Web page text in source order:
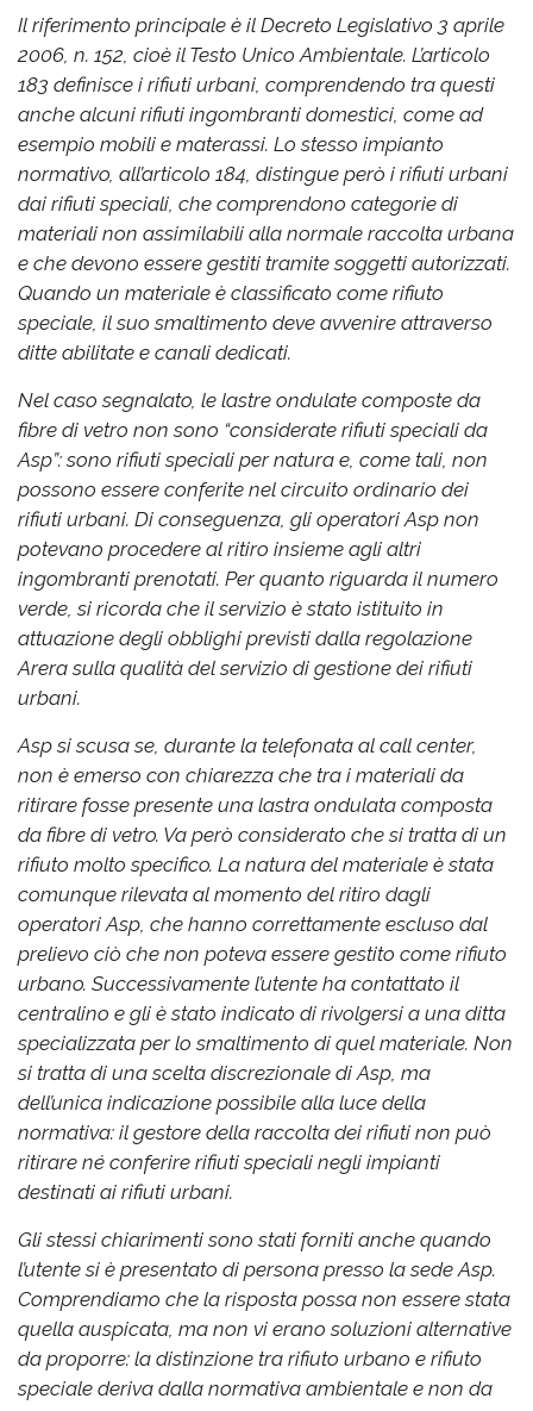
Il riferimento principale è il Decreto Legislativo 3 aprile
2006, n. 152, cioè il Testo Unico Ambientale. L’articolo
183 definisce i rifiuti urbani, comprendendo tra questi
anche alcuni rifiuti ingombranti domestici, come ad
esempio mobili e materassi. Lo stesso impianto
normativo, all’articolo 184, distingue però i rifiuti urbani
dai rifiuti speciali, che comprendono categorie di
materiali non assimilabili alla normale raccolta urbana
e che devono essere gestiti tramite soggetti autorizzati.
Quando un materiale è classificato come rifiuto
speciale, il suo smaltimento deve avvenire attraverso
ditte abilitate e canali dedicati.
Nel caso segnalato, le lastre ondulate composte da
fibre di vetro non sono “considerate rifiuti speciali da
Asp”: sono rifiuti speciali per natura e, come tali, non
possono essere conferite nel circuito ordinario dei
rifiuti urbani. Di conseguenza, gli operatori Asp non
potevano procedere al ritiro insieme agli altri
ingombranti prenotati. Per quanto riguarda il numero
verde, si ricorda che il servizio è stato istituito in
attuazione degli obblighi previsti dalla regolazione
Arera sulla qualità del servizio di gestione dei rifiuti
urbani.
Asp si scusa se, durante la telefonata al call center,
non è emerso con chiarezza che tra i materiali da
ritirare fosse presente una lastra ondulata composta
da fibre di vetro. Va però considerato che si tratta di un
rifiuto molto specifico. La natura del materiale è stata
comunque rilevata al momento del ritiro dagli
operatori Asp, che hanno correttamente escluso dal
prelievo ciò che non poteva essere gestito come rifiuto
urbano. Successivamente l’utente ha contattato il
centralino e gli è stato indicato di rivolgersi a una ditta
specializzata per lo smaltimento di quel materiale. Non
si tratta di una scelta discrezionale di Asp, ma
dell’unica indicazione possibile alla luce della
normativa: il gestore della raccolta dei rifiuti non può
ritirare né conferire rifiuti speciali negli impianti
destinati ai rifiuti urbani.
Gli stessi chiarimenti sono stati forniti anche quando
l’utente si è presentato di persona presso la sede Asp.
Comprendiamo che la risposta possa non essere stata
quella auspicata, ma non vi erano soluzioni alternative
da proporre: la distinzione tra rifiuto urbano e rifiuto
speciale deriva dalla normativa ambientale e non da